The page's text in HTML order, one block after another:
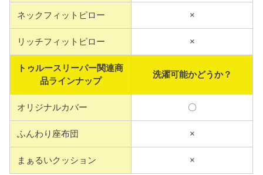
ネックフィットピロー ×
リッチフィットピロー ×
トゥルースリーパー関連商
品ラインナップ
洗濯可能かどうか？
オリジナルカバー 〇
ふんわり座布団 ×
まぁるいクッション ×